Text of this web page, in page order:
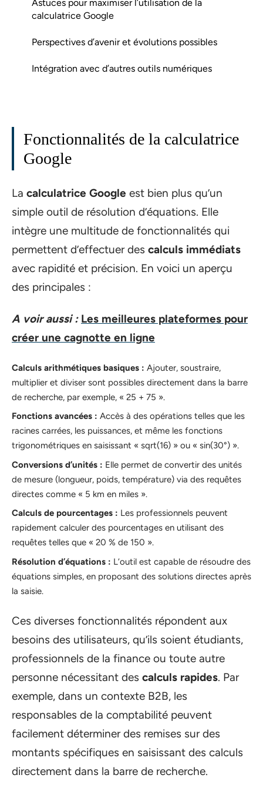
Astuces pour maximiser l’utilisation de la
calculatrice Google
Perspectives d’avenir et évolutions possibles
Intégration avec d’autres outils numériques
Fonctionnalités de la calculatrice
Google
La calculatrice Google est bien plus qu’un
simple outil de résolution d’équations. Elle
intègre une multitude de fonctionnalités qui
permettent d’effectuer des calculs immédiats
avec rapidité et précision. En voici un aperçu
des principales :
A voir aussi : Les meilleures plateformes pour
créer une cagnotte en ligne
Calculs arithmétiques basiques : Ajouter, soustraire,
multiplier et diviser sont possibles directement dans la barre
de recherche, par exemple, « 25 + 75 ».
Fonctions avancées : Accès à des opérations telles que les
racines carrées, les puissances, et même les fonctions
trigonométriques en saisissant « sqrt(16) » ou « sin(30°) ».
Conversions d’unités : Elle permet de convertir des unités
de mesure (longueur, poids, température) via des requêtes
directes comme « 5 km en miles ».
Calculs de pourcentages : Les professionnels peuvent
rapidement calculer des pourcentages en utilisant des
requêtes telles que « 20 % de 150 ».
Résolution d’équations : L’outil est capable de résoudre des
équations simples, en proposant des solutions directes après
la saisie.
Ces diverses fonctionnalités répondent aux
besoins des utilisateurs, qu’ils soient étudiants,
professionnels de la finance ou toute autre
personne nécessitant des calculs rapides. Par
exemple, dans un contexte B2B, les
responsables de la comptabilité peuvent
facilement déterminer des remises sur des
montants spécifiques en saisissant des calculs
directement dans la barre de recherche.